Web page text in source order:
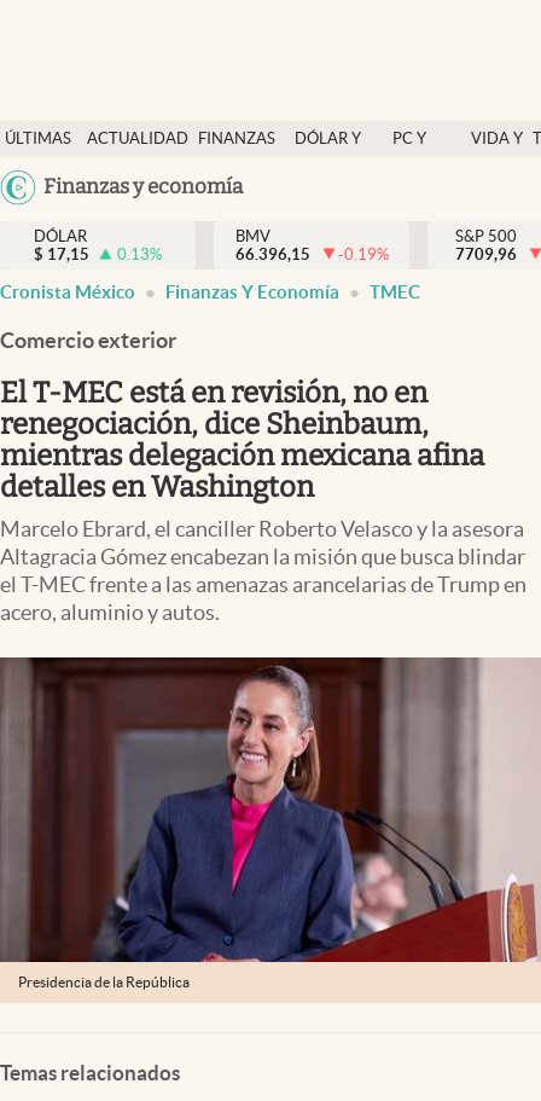
ÚLTIMAS
NOTICIAS
ACTUALIDAD
FINANZAS
DÓLAR Y
PC Y
VIDA Y
México
Finanzas y economía
Actualidad
Finanzas y economía
Dólar y mercados
Pc y celular
Vida y estilo
Clima
Espiritualidad
abre en nueva pestaña
DÓLAR
$ 17,15 0.13%
BMV
66.396,15
-0.19%
S&P 500
7709,96
Cronista México Finanzas Y Economía TMEC
Comercio exterior
El T-MEC está en revisión, no en
renegociación, dice Sheinbaum,
mientras delegación mexicana afina
detalles en Washington
Marcelo Ebrard, el canciller Roberto Velasco y la asesora
Altagracia Gómez encabezan la misión que busca blindar
el T-MEC frente a las amenazas arancelarias de Trump en
acero, aluminio y autos.
Presidencia de la República
Temas relacionados